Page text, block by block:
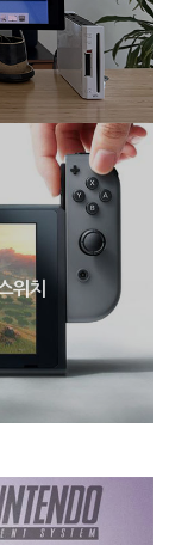
위치